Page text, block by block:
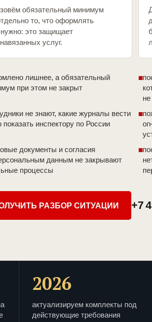
обязательный минимум
то, что оформлять
это защищает
услуг.
лишнее, а обязательный
при этом не закрыт
не знают, какие журналы вести
показать инспектору по России
документы и согласия
данным не закрывают
процессы
РАЗБОР СИТУАЦИИ +7
2026
актуализируем комплекты под
действующие требования